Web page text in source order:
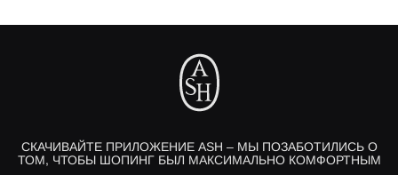
СКАЧИВАЙТЕ ПРИЛОЖЕНИЕ ASH – МЫ ПОЗАБОТИЛИСЬ О
ТОМ, ЧТОБЫ ШОПИНГ БЫЛ МАКСИМАЛЬНО КОМФОРТНЫМ